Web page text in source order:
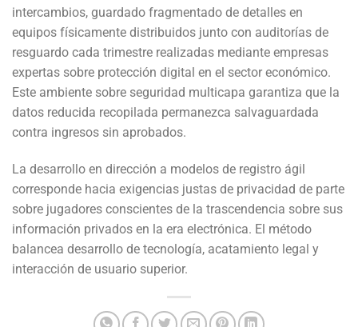
intercambios, guardado fragmentado de detalles en
equipos físicamente distribuidos junto con auditorías de
resguardo cada trimestre realizadas mediante empresas
expertas sobre protección digital en el sector económico.
Este ambiente sobre seguridad multicapa garantiza que la
datos reducida recopilada permanezca salvaguardada
contra ingresos sin aprobados.
La desarrollo en dirección a modelos de registro ágil
corresponde hacia exigencias justas de privacidad de parte
sobre jugadores conscientes de la trascendencia sobre sus
información privados en la era electrónica. El método
balancea desarrollo de tecnología, acatamiento legal y
interacción de usuario superior.